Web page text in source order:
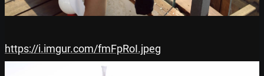
https://i.imgur.com/fmFpRoI.jpeg